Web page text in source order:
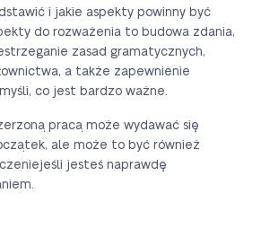
i jakie aspekty powinny być
do rozważenia to budowa zdania,
zasad gramatycznych,
a także zapewnienie
co jest bardzo ważne.
pracą może wydawać się
ale może to być również
jeśli jesteś naprawdę